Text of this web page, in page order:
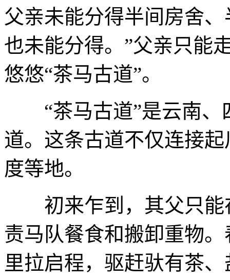
父亲未能分得半间房舍
也未能分得。”父亲只能
悠悠“茶马古道”。
“茶马古道”是云南、
道。这条古道不仅连接
度等地。
初来乍到，其父只能
责马队餐食和搬卸重物
里拉启程，驱赶驮有茶